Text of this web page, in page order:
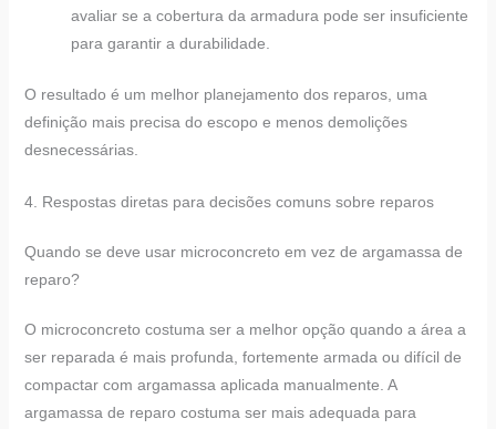
avaliar se a cobertura da armadura pode ser insuficiente
para garantir a durabilidade.
O resultado é um melhor planejamento dos reparos, uma
definição mais precisa do escopo e menos demolições
desnecessárias.
4. Respostas diretas para decisões comuns sobre reparos
Quando se deve usar microconcreto em vez de argamassa de
reparo?
O microconcreto costuma ser a melhor opção quando a área a
ser reparada é mais profunda, fortemente armada ou difícil de
compactar com argamassa aplicada manualmente. A
argamassa de reparo costuma ser mais adequada para